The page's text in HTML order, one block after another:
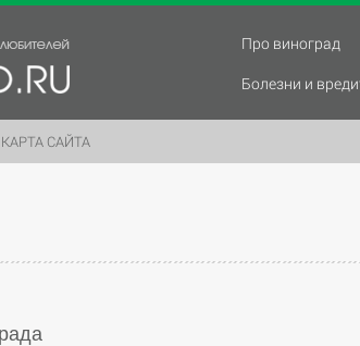
Про виноград
Болезни и
КАРТА САЙТА